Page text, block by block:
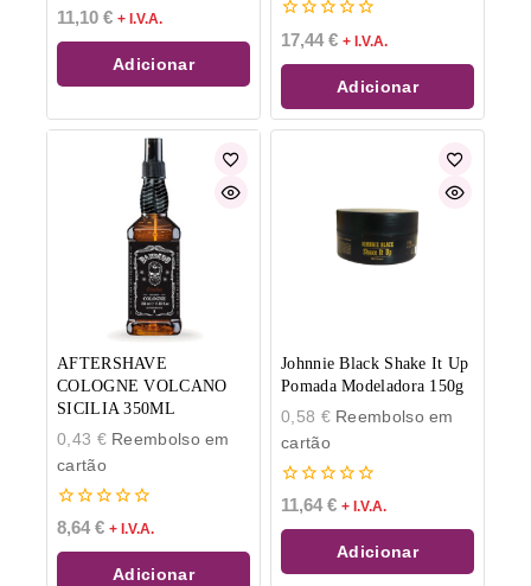
0
de
5
11,10 € + I.V.A.
Adicionar
0
de
5
17,44€ + I.V.A.
Adicionar
AFTERSHAVE
COLOGNE VOLCANO
SICILIA 350ML
0,43 €Reembolso em
cartão
0
de
5
8,64€ + I.V.A.
Adicionar
Johnnie Black Shake It Up
Pomada Modeladora 150g
0,58 €Reembolso em
cartão
0
de
5
11,64€ + I.V.A.
Adicionar